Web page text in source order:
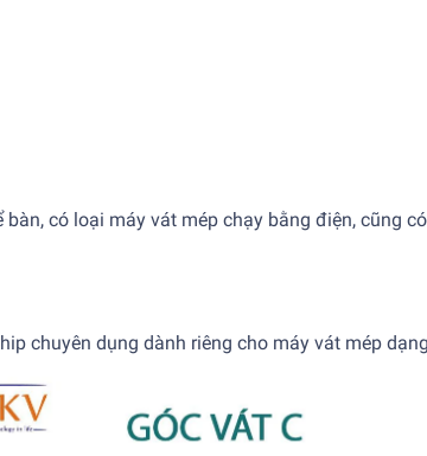
có loại máy vát mép chạy bằng điện, cũng
chuyên dụng dành riêng cho máy vát mép